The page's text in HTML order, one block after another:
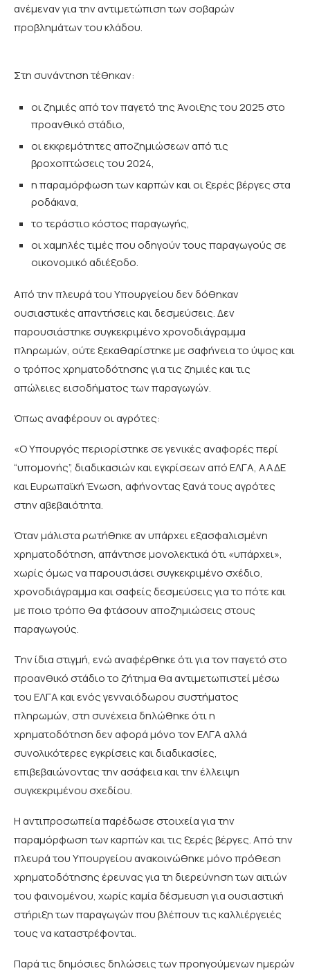
ανέμεναν για την αντιμετώπιση των σοβαρών
προβλημάτων του κλάδου.
Στη συνάντηση τέθηκαν:
οι ζημιές από τον παγετό της Άνοιξης του 2025 στο
προανθικό στάδιο,
οι εκκρεμότητες αποζημιώσεων από τις
βροχοπτώσεις του 2024,
η παραμόρφωση των καρπών και οι ξερές βέργες στα
ροδάκινα,
το τεράστιο κόστος παραγωγής,
οι χαμηλές τιμές που οδηγούν τους παραγωγούς σε
οικονομικό αδιέξοδο.
Από την πλευρά του Υπουργείου δεν δόθηκαν
ουσιαστικές απαντήσεις και δεσμεύσεις. Δεν
παρουσιάστηκε συγκεκριμένο χρονοδιάγραμμα
πληρωμών, ούτε ξεκαθαρίστηκε με σαφήνεια το ύψος και
ο τρόπος χρηματοδότησης για τις ζημιές και τις
απώλειες εισοδήματος των παραγωγών.
Όπως αναφέρουν οι αγρότες:
«Ο Υπουργός περιορίστηκε σε γενικές αναφορές περί
“υπομονής”, διαδικασιών και εγκρίσεων από ΕΛΓΑ, ΑΑΔΕ
και Ευρωπαϊκή Ένωση, αφήνοντας ξανά τους αγρότες
στην αβεβαιότητα.
Όταν μάλιστα ρωτήθηκε αν υπάρχει εξασφαλισμένη
χρηματοδότηση, απάντησε μονολεκτικά ότι «υπάρχει»,
χωρίς όμως να παρουσιάσει συγκεκριμένο σχέδιο,
χρονοδιάγραμμα και σαφείς δεσμεύσεις για το πότε και
με ποιο τρόπο θα φτάσουν αποζημιώσεις στους
παραγωγούς.
Την ίδια στιγμή, ενώ αναφέρθηκε ότι για τον παγετό στο
προανθικό στάδιο το ζήτημα θα αντιμετωπιστεί μέσω
του ΕΛΓΑ και ενός γενναιόδωρου συστήματος
πληρωμών, στη συνέχεια δηλώθηκε ότι η
χρηματοδότηση δεν αφορά μόνο τον ΕΛΓΑ αλλά
συνολικότερες εγκρίσεις και διαδικασίες,
επιβεβαιώνοντας την ασάφεια και την έλλειψη
συγκεκριμένου σχεδίου.
Η αντιπροσωπεία παρέδωσε στοιχεία για την
παραμόρφωση των καρπών και τις ξερές βέργες. Από την
πλευρά του Υπουργείου ανακοινώθηκε μόνο πρόθεση
χρηματοδότησης έρευνας για τη διερεύνηση των αιτιών
του φαινομένου, χωρίς καμία δέσμευση για ουσιαστική
στήριξη των παραγωγών που βλέπουν τις καλλιέργειές
τους να καταστρέφονται.
Παρά τις δημόσιες δηλώσεις των προηγούμενων ημερών